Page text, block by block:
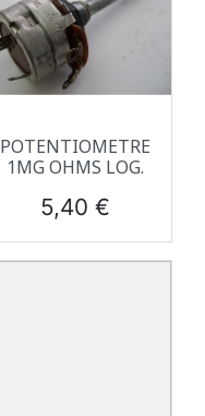
POTENTIOMETRE
1MG OHMS LOG.
Prix
5,40 €